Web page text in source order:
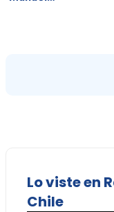
Lo viste en
Chile